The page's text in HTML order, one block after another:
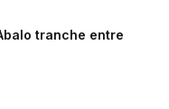
tranche entre